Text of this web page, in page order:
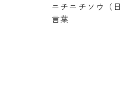
ニチニチソウ（
言葉